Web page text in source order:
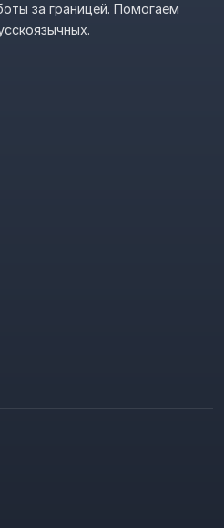
за границей. Помогаем